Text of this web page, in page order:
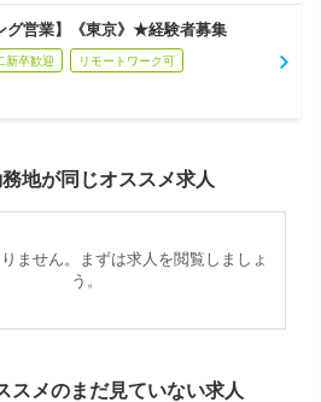
グ営業】《東京》★経験者募集
新卒歓迎 リモートワーク可
地が同じオススメ求人
ません。まずは求人を閲覧しましょ
う。
スメのまだ見ていない求人